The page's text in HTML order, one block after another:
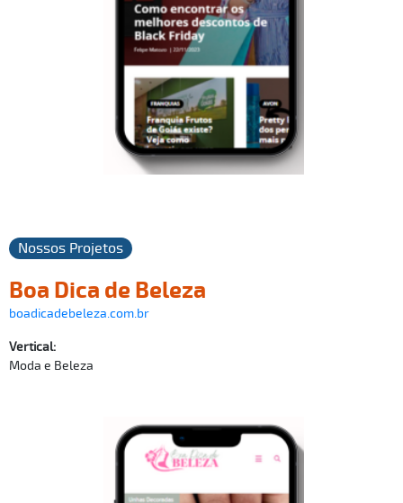
Nossos Projetos
Boa Dica de Beleza
boadicadebeleza.com.br
Vertical:
Moda e Beleza